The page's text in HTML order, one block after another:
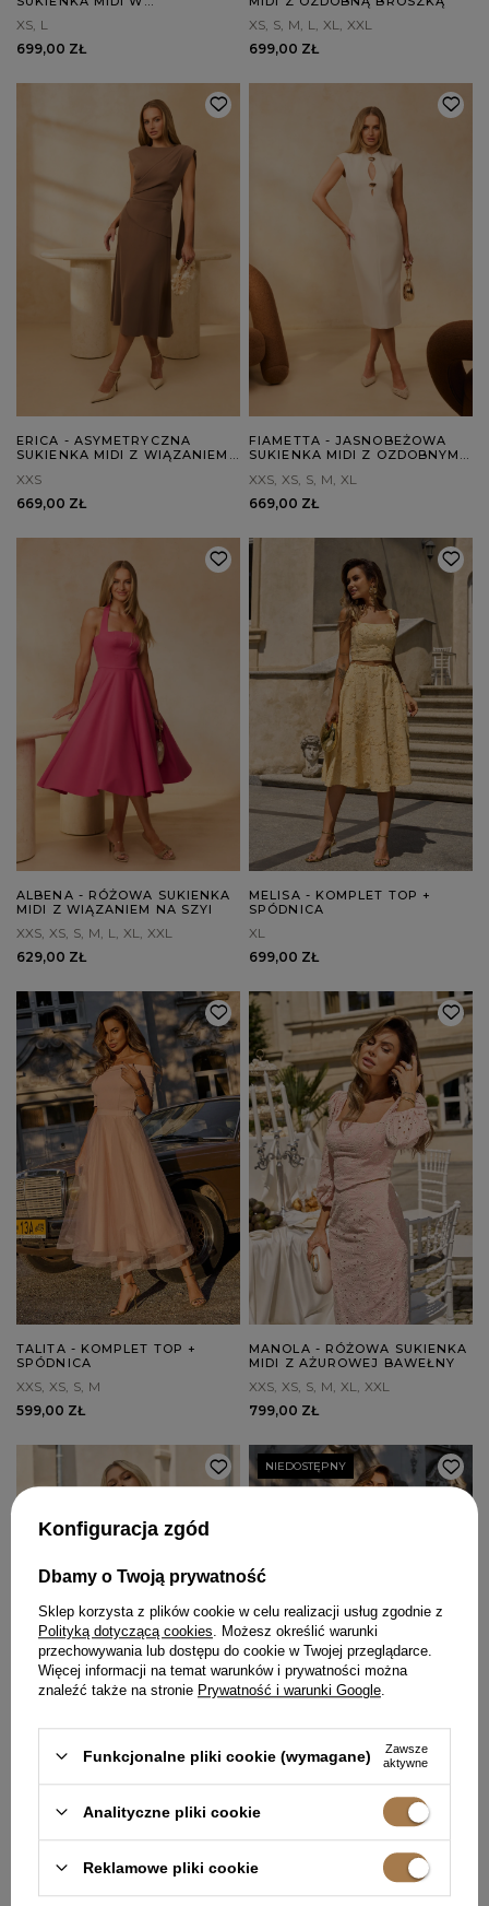
XS L
699,00 ZŁ
XS S M L XL XXL
699,00 ZŁ
ERICA - ASYMETRYCZNA
SUKIENKA MIDI Z WIĄZANIEM
XXS
669,00 ZŁ
FIAMETTA - JASNOBEŻOWA
SUKIENKA MIDI Z OZDOBNYMI
XXS XS S M XL
669,00 ZŁ
ALBENA - RÓŻOWA SUKIENKA
MIDI Z WIĄZANIEM NA SZYI
XXS XS S M L XL
XXL
629,00 ZŁ
MELISA - KOMPLET TOP +
SPÓDNICA
XL
699,00 ZŁ
TALITA - KOMPLET TOP +
SPÓDNICA
XXS XS S M
599,00 ZŁ
MANOLA - RÓŻOWA SUKIENKA
MIDI Z AŻUROWEJ BAWEŁNY
XXS XS S M XL XXL
799,00 ZŁ
ROZKLOSZOWANYM DOŁEM
XXS
699,00 ZŁ
NIEDOSTĘPNY
LUANA - PISTACJOWA MIDI Z
WIĄZANIEM NA SZYI
699,00 ZŁ
Konfiguracja zgód
Dbamy o Twoją prywatność
Sklep korzysta z plików cookie w celu realizacji usług zgodnie z
Polityką dotyczącą cookies . Możesz określić warunki
przechowywania lub dostępu do cookie w Twojej przeglądarce.
Więcej informacji na temat warunków i prywatności można
znaleźć także na stronie Prywatność i warunki Google
Funkcjonalne pliki cookie (wymagane)
Zawsze
aktywne
Analityczne pliki cookie
Reklamowe pliki cookie